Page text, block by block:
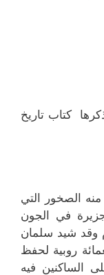
كتاب تاريخ
الصخور التي
جزيرة في الجون
وقد شيد سلمان
روبية لحفظ
الساكنين فيه